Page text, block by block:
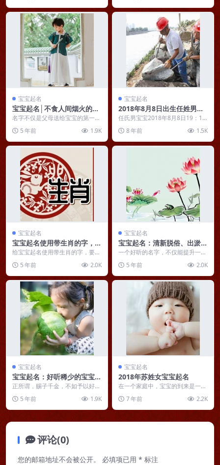
宝宝起名
宝宝起名│不食人间烟火的好
名字，遇见就是幸运！
名字不仅是父母送给宝宝的第一件
生的一个标签，能提升...
5 年前 1.9K
宝宝起名
2018年8月8日出生任姓男宝
宝起名任固心——心固志远存
任氏男宝宝2018年8月8日19：18
八字分析...
8 年前 1.5K
宝宝起名
宝宝起名使用带生肖的字，要
么成要么败
给宝宝起名使用带生肖的字，要么
与姓氏，与八字中的地...
5 年前 2.0K
宝宝起名
宝宝起名：清新脱俗、出淤泥
而不染的女孩名字
一个好听的名字，不仅能提升一个
一个很好的初始印象，...
5 年前 2.0K
宝宝起名
宝宝起名：好听稀少的宝宝名
字，蕴含美好之意
正所谓，赐子千金，不如予以好
又想要现代大气，既不能...
5 年前 1.9K
宝宝起名
2018年苏姓女宝宝起名
在一个家庭中，宝宝的到来是一件
余，父母们可不要忘了...
7 年前 2.2K
评论(0)
您的邮箱地址不会被公开。 必填项已用 * 标注